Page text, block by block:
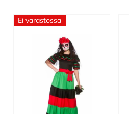
Ei varastossa
Tällä
useampi
muunnelma.